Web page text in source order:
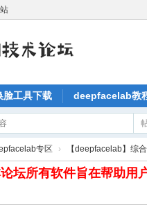
脸工具下载 deepfacelab教
专区 › 【deepfacelab】综
坛所有软件旨在帮助用